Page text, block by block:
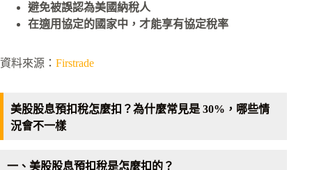
避免被誤認為美國納稅人
在適用協定的國家中，才能享有協定稅率
資料來源： Firstrade
美股股息預扣稅怎麼扣？為什麼常見是 30%，哪些情
況會不一樣
一、美股股息預扣稅是怎麼扣的？